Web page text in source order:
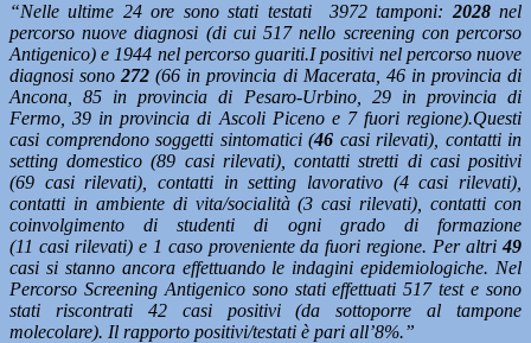
“Nelle ultime 24 ore sono stati testati 3972 tamponi: 2028nel
percorso nuove diagnosi (di cui 517 nello screening con percorso
Antigenico) e 1944 nel percorso guariti.I positivi nel percorso nuove
diagnosi sono272(66 in provincia di Macerata, 46 in provincia di
Ancona, 85 in provincia di Pesaro-Urbino, 29 in provincia di
Fermo, 39 in provincia di Ascoli Piceno e 7 fuori regione).Questi
casi comprendono soggetti sintomatici (46 casi rilevati), contatti in
setting domestico (89 casi rilevati), contatti stretti di casi positivi
(69 casi rilevati), contatti in setting lavorativo (4 casi rilevati),
contatti in ambiente di vita/socialità (3 casi rilevati), contatti con
coinvolgimento di studenti di ogni grado di formazione
(11 casi rilevati) e 1 caso proveniente da fuori regione. Per altri 49
casi si stanno ancora effettuando le indagini epidemiologiche. Nel
Percorso Screening Antigenico sono stati effettuati 517 test e sono
stati riscontrati 42 casi positivi (da sottoporre al tampone
molecolare). Il rapporto positivi/testati è pari all’8%.”